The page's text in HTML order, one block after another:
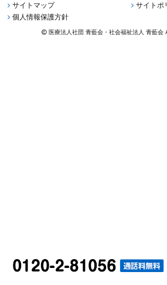
サイトマップ
サイトポ
個人情報保護方針
医療法人社団 青藍会・社会福祉法人 青藍会